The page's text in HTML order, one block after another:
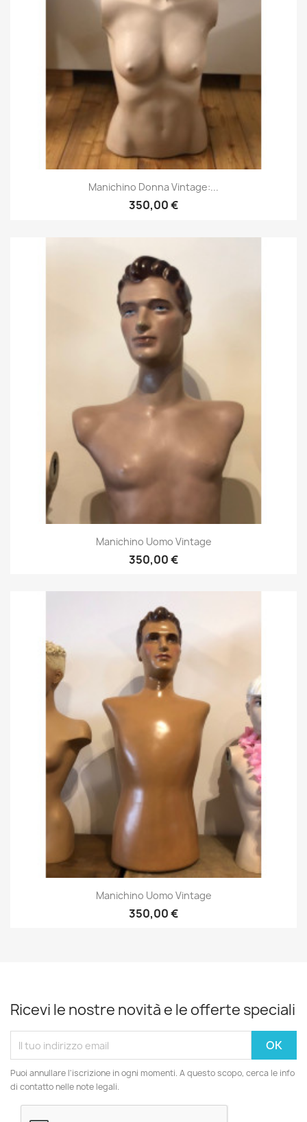
Manichino Donna Vintage:...
350,00 €
Manichino Uomo Vintage
350,00 €
Manichino Uomo Vintage
350,00 €
Ricevi le nostre novità e le offerte speciali
Puoi annullare l'iscrizione in ogni momenti. A questo scopo, cerca le info
di contatto nelle note legali.